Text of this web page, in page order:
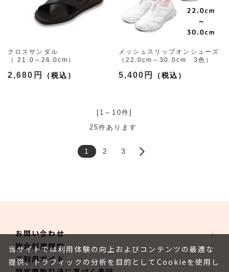
クロスサンダル
（ 21.0～26.0cm）
2,680円
メッシュスリップオンシューズ
（22.0cm～30.0cm 3色）
5,400円
[1～10件]
25件あります
1 2 3
お問い合わせ
総合利用規約
ご利用ガイド
当サイトでは利用体験の向上およびコンテンツの最適な
提供、トラフィックの分析を目的としてCookieを使用し